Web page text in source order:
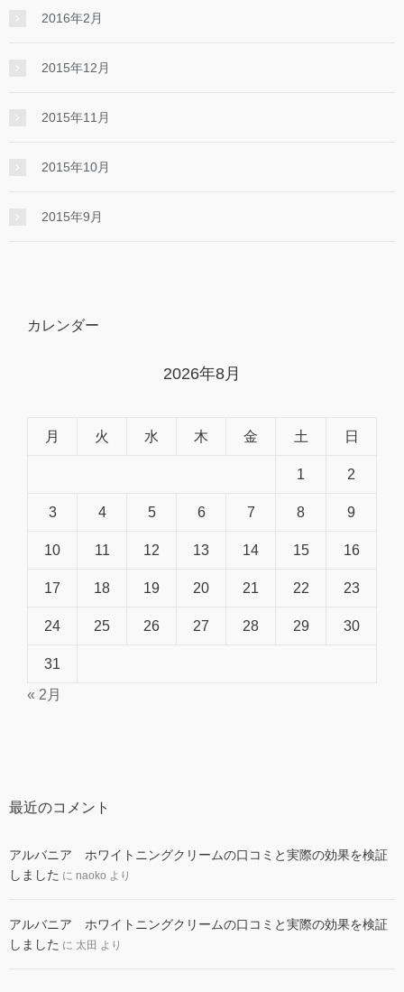
2016年2月
2015年12月
2015年11月
2015年10月
2015年9月
カレンダー
2026年8月
月 火 水 木 金 土 日
1 2
3 4 5 6 7 8 9
10 11 12 13 14 15 16
17 18 19 20 21 22 23
24 25 26 27 28 29 30
31
« 2月
最近のコメント
アルバニア ホワイトニングクリームの口コミと実際の効果を検証
しました に naoko より
アルバニア ホワイトニングクリームの口コミと実際の効果を検証
しました に 太田 より